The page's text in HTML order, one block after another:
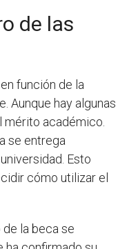
de las
función de la
Aunque hay algunas
mérito académico.
se entrega
Esto
cómo utilizar el
de la beca se